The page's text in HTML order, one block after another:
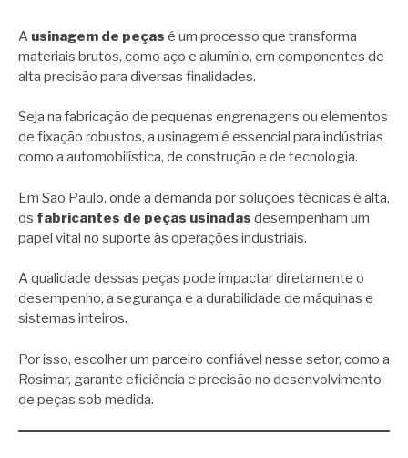
A usinagem de peças é um processo que transforma
materiais brutos, como aço e alumínio, em componentes de
alta precisão para diversas finalidades.
Seja na fabricação de pequenas engrenagens ou elementos
de fixação robustos, a usinagem é essencial para indústrias
como a automobilística, de construção e de tecnologia.
Em São Paulo, onde a demanda por soluções técnicas é alta,
os fabricantes de peças usinadas desempenham um
papel vital no suporte às operações industriais.
A qualidade dessas peças pode impactar diretamente o
desempenho, a segurança e a durabilidade de máquinas e
sistemas inteiros.
Por isso, escolher um parceiro confiável nesse setor, como a
Rosimar, garante eficiência e precisão no desenvolvimento
de peças sob medida.